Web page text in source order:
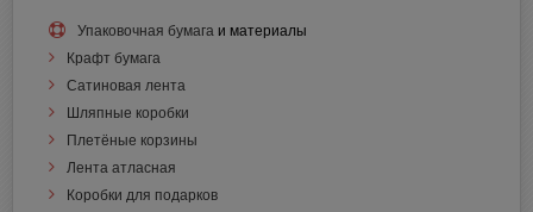
Упаковочная бумага и материалы
Крафт бумага
Сатиновая лента
Шляпные коробки
Плетёные корзины
Лента атласная
Коробки для подарков